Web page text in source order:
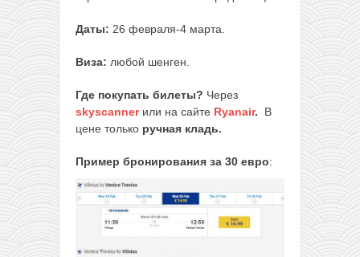
Даты: 26 февраля-4 марта.
Виза: любой шенген.
Где покупать билеты? Через
skyscanner или на сайте Ryanair.
В
цене только ручная кладь.
Пример бронирования за 30 евро: